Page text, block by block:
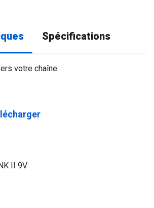
Spécifications
votre chaîne
II 9V